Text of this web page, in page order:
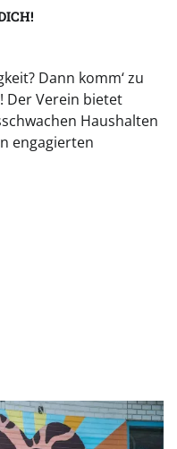
Dann komm‘ zu
Der Verein bietet
Haushalten
engagierten